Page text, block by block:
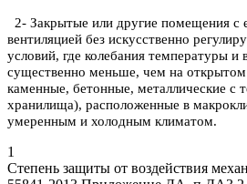
2- Закрытые или другие помещения с
вентиляцией без искусственно
условий, где колебания температуры и
существенно меньше, чем на
каменные, бетонные, металлические с
хранилища), расположенные в
умеренным и холодным климатом.
1
Степень защиты от воздействия